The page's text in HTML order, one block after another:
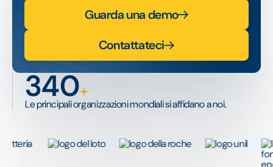
Guarda una demo
Contattateci
340+
Le principali organizzazioni mondiali si affidano a noi.